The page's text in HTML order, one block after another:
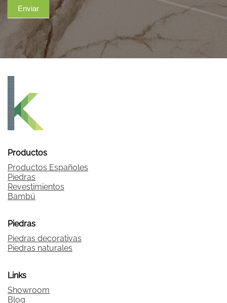
Enviar
Productos
Productos Españoles
Piedras
Revestimientos
Bambú
Piedras
Piedras decorativas
Piedras naturales
Links
Showroom
Blog